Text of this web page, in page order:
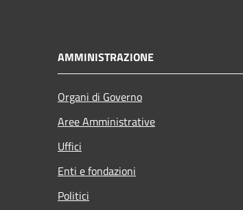
AMMINISTRAZIONE
Organi di Governo
Aree Amministrative
Uffici
Enti e fondazioni
Politici